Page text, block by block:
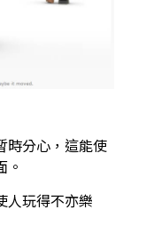
時分心，這能使
。
人玩得不亦樂